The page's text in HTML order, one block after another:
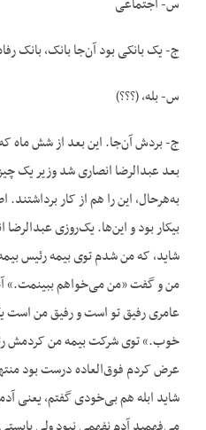
ج- یک بانکی بود آن‌جا بانک، بانک
س- بله، (؟؟؟)
ج- بردش آن‌جا. این بعد از شش ماه
بعد عبدالرضا انصاری شد وزیر یک
به‌هرحال، این را هم از کار برداشتند.
بیکار بود و این‌ها. یک‌روزی
شاید، که من شدم توی بیمه رئیس
من و گفت «من می‌خواهم ببینمت.»
عامری رفیق تو است و رفیق من است
خوب.» توی شرکت بیمه من کردمش
عرض کردم فوق‌العاده درست بود
شاید ابله هم بی‌خودی گفتم، یعنی